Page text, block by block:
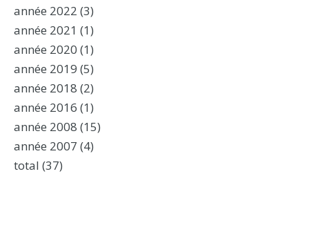
année 2022 (3)
année 2021 (1)
année 2020 (1)
année 2019 (5)
année 2018 (2)
année 2016 (1)
année 2008 (15)
année 2007 (4)
total (37)